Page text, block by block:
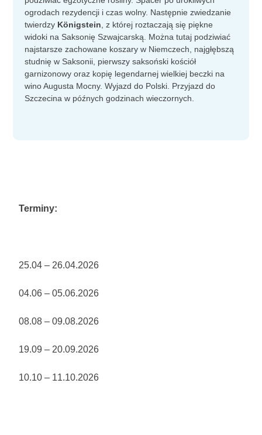
ogrodach rezydencji i czas wolny. Następnie zwiedzanie
twierdzy Königstein , z której roztaczają się piękne
widoki na Saksonię Szwajcarską. Można tutaj podziwiać
najstarsze zachowane koszary w Niemczech, najgłębszą
studnię w Saksonii, pierwszy saksoński kościół
garnizonowy oraz kopię legendarnej wielkiej beczki na
wino Augusta Mocny. Wyjazd do Polski. Przyjazd do
Szczecina w późnych godzinach wieczornych.
Terminy:
25.04 – 26.04.2026
04.06 – 05.06.2026
08.08 – 09.08.2026
19.09 – 20.09.2026
10.10 – 11.10.2026